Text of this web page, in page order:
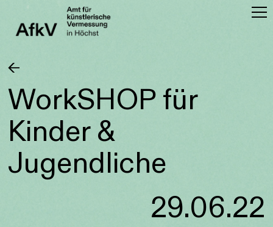
AfkV in Höchst
Open Call
Amtsidee
Vergangene Einsatzgebiete
Künstler*innen
←
WorkSHOP für
Kinder &
Jugendliche
29.06.22